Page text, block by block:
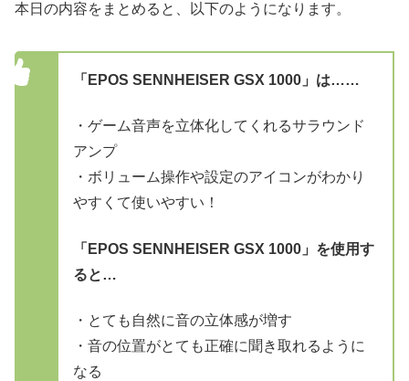
本日の内容をまとめると、以下のようになります。
「EPOS SENNHEISER GSX 1000」は……
・ゲーム音声を立体化してくれるサラウンド
アンプ
・ボリューム操作や設定のアイコンがわかり
やすくて使いやすい！
「EPOS SENNHEISER GSX 1000」を使用す
ると…
・とても自然に音の立体感が増す
・音の位置がとても正確に聞き取れるように
なる